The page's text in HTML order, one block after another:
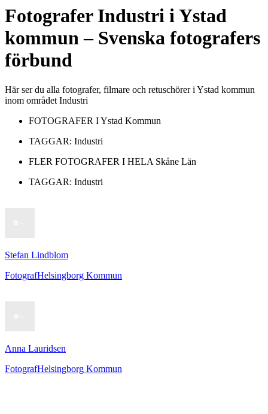
Fotografer Industri iYstad
kommun– Svenska fotografers
förbund
Här ser du alla fotografer, filmare och retuschörer i Ystad kommun
inom området Industri
FOTOGRAFER IYstad Kommun
TAGGAR: Industri
FLER FOTOGRAFER I HELA Skåne Län
TAGGAR: Industri
Stefan Lindblom
FotografHelsingborg Kommun
Anna Lauridsen
FotografHelsingborg Kommun